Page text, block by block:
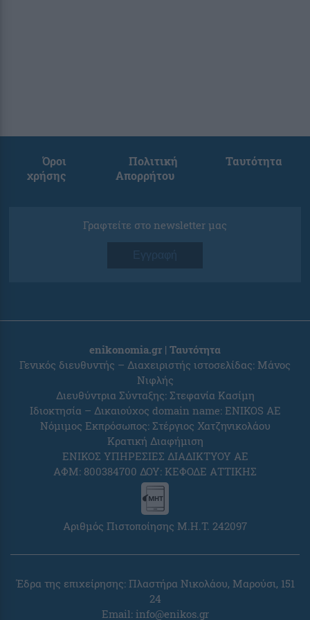
Όροι
χρήσης
Πολιτική
Απορρήτου
Ταυτότητα
Γραφτείτε στο newsletter μας
Εγγραφή
enikonomia.gr | Ταυτότητα
Γενικός διευθυντής – Διαχειριστής ιστοσελίδας: Μάνος
Νιφλής
Διευθύντρια Σύνταξης: Στεφανία Κασίμη
Ιδιοκτησία – Δικαιούχος domain name: ENIKOS AE
Νόμιμος Εκπρόσωπος: Στέργιος Χατζηνικολάου
Κρατική Διαφήμιση
ΕΝΙΚΟΣ ΥΠΗΡΕΣΙΕΣ ΔΙΑΔΙΚΤΥΟΥ ΑΕ
ΑΦΜ: 800384700 ΔΟΥ: ΚΕΦΟΔΕ ΑΤΤΙΚΗΣ
Αριθμός Πιστοποίησης Μ.Η.Τ. 242097
Έδρα της επιχείρησης: Πλαστήρα Νικολάου, Μαρούσι, 151
24
Email: info@enikos.gr